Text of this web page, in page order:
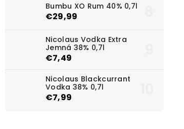
Bumbu XO Rum 40% 0,7l
€29,99
Nicolaus Vodka Extra
Jemná 38% 0,7l
€7,49
Nicolaus Blackcurrant
Vodka 38% 0,7l
€7,99